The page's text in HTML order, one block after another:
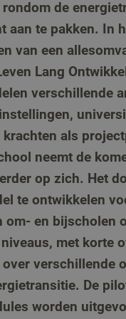
de
aan te pakken. In
van een
Lang
verschillende
als
neemt de
op zich. Het
te ontwikkelen
om- en bijscholen
met korte
verschillende
De
worden